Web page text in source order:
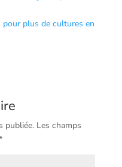
plus de cultures en
publiée. Les champs